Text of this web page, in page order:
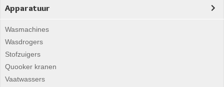
Apparatuur
Wasmachines
Wasdrogers
Stofzuigers
Quooker kranen
Vaatwassers